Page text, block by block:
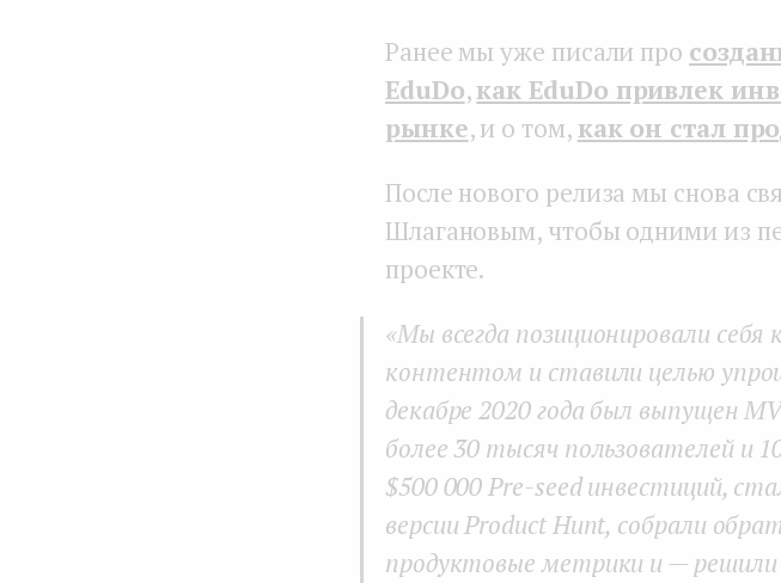
Ранее мы уже писали про
EduDo,как EduDo привлек
рынке, и о том,как он стал
После нового релиза мы снова
Шлагановым, чтобы одними из
проекте.
«Мы всегда позиционировали
контентом и ставили целью
декабре 2020 года был выпущен
более 30 тысяч пользователей и
$500 000 Pre-seed инвестиций,
версии Product Hunt, собрали
продуктовые метрики и —